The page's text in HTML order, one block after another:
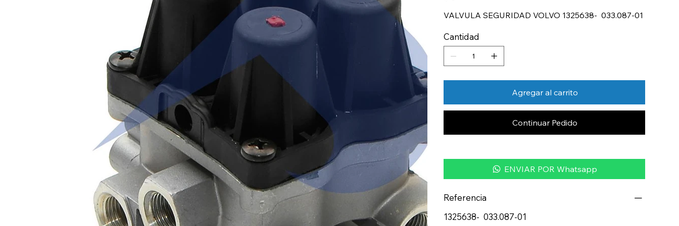
VALVULA SEGURIDAD VOLVO 1325638- 033.087-01
Cantidad
Agregar al carrito
Continuar Pedido
ENVIAR POR Whatsapp
Referencia
1325638- 033.087-01